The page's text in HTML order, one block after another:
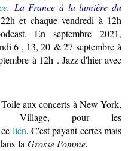
. La France à la lumière du
et chaque vendredi à 12h
En septembre 2021,
6 , 13, 20 & 27 septembre à
à 12h . Jazz d'hier avec
aux concerts à New York,
Village, pour les
lien. C'est payant certes mais
la Grosse Pomme.